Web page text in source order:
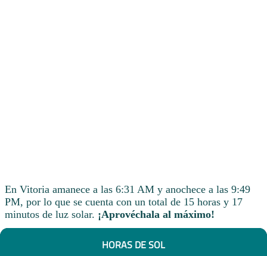
En Vitoria amanece a las 6:31 AM y anochece a las 9:49
PM, por lo que se cuenta con un total de 15 horas y 17
minutos de luz solar. ¡Aprovéchala al máximo!
HORAS DE SOL